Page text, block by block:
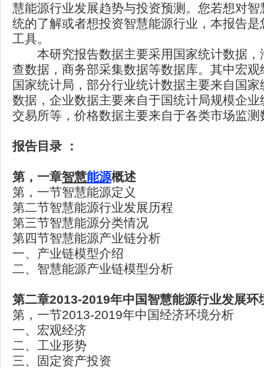
慧能源行业发展趋势与投资预测。您若想对
统的了解或者想投资智慧能源行业，本报告
工具。
本研究报告数据主要采用国家统计数据
查数据，商务部采集数据等数据库。其中宏
国家统计局，部分行业统计数据主要来自国
数据，企业数据主要来自于国统计局规模企
交易所等，价格数据主要来自于各类市场监测
报告目录 ：
第，一章智慧能源概述
第，一节智慧能源定义
第二节智慧能源行业发展历程
第三节智慧能源分类情况
第四节智慧能源产业链分析
一、产业链模型介绍
二、智慧能源产业链模型分析
第二章2013-2019年中国智慧能源行业发展环
第，一节2013-2019年中国经济环境分析
一、宏观经济
二、工业形势
三、固定资产投资